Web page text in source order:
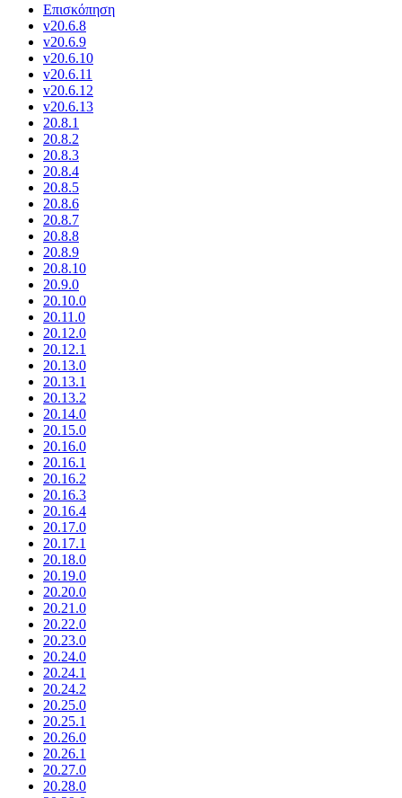
Επισκόπηση
v20.6.8
v20.6.9
v20.6.10
v20.6.11
v20.6.12
v20.6.13
20.8.1
20.8.2
20.8.3
20.8.4
20.8.5
20.8.6
20.8.7
20.8.8
20.8.9
20.8.10
20.9.0
20.10.0
20.11.0
20.12.0
20.12.1
20.13.0
20.13.1
20.13.2
20.14.0
20.15.0
20.16.0
20.16.1
20.16.2
20.16.3
20.16.4
20.17.0
20.17.1
20.18.0
20.19.0
20.20.0
20.21.0
20.22.0
20.23.0
20.24.0
20.24.1
20.24.2
20.25.0
20.25.1
20.26.0
20.26.1
20.27.0
20.28.0